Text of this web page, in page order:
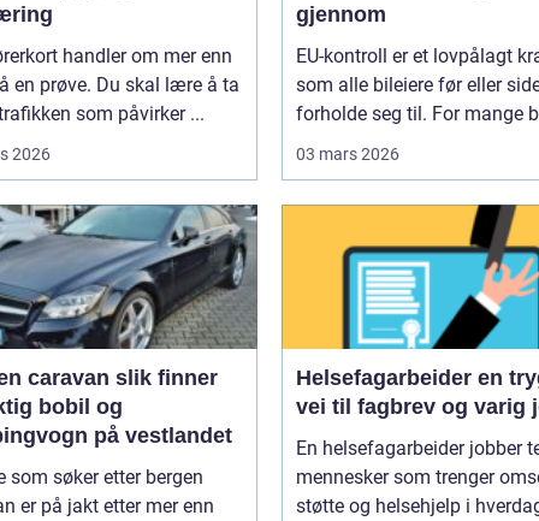
handler om mer enn
en prøve. Du skal lære å ta
som påvirker ...
2026
gjennom
EU-kontroll er et lovpålagt
som alle bileiere før eller
forholde seg til. For mange
03 mars 2026
slik finner
bobil og
på vestlandet
som søker etter bergen
er på jakt etter mer enn
Helsefagarbeider en trygg
vei til fagbrev og varig
En helsefagarbeider jobber
mennesker som trenger
støtte og helsehjelp i